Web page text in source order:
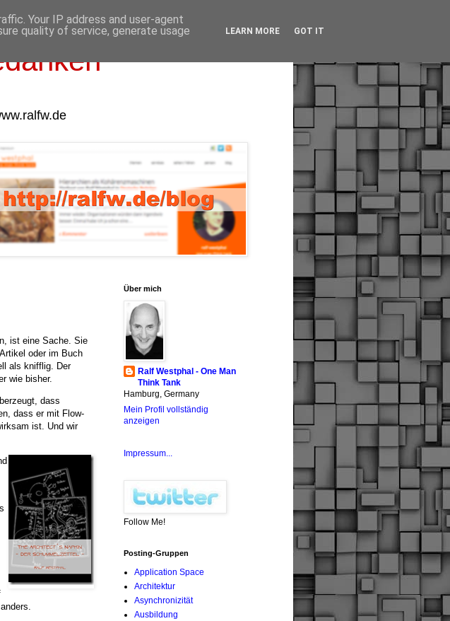
ist eine Sache. Sie
oder im Buch
als knifflig. Der
wie bisher.
dass
dass er mit Flow-
ist. Und wir
Über mich
Ralf Westphal - One Man
Think Tank
Hamburg, Germany
Mein Profil vollständig
anzeigen
Impressum...
Follow Me!
Posting-Gruppen
Application Space
Architektur
Asynchronizität
Ausbildung
Your IP address and user-agent
quality of service, generate usage
LEARN MORE GOT IT